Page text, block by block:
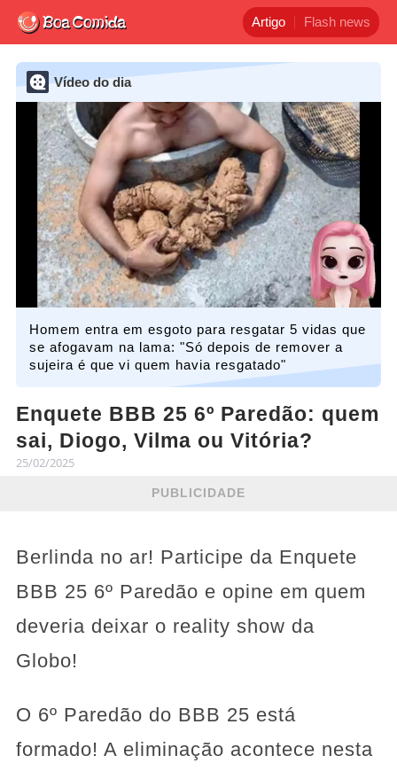
Artigo Flash news
Vídeo do dia
Homem entra em esgoto para resgatar 5 vidas que
se afogavam na lama: "Só depois de remover a
sujeira é que vi quem havia resgatado"
Enquete BBB 25 6º Paredão: quem
sai, Diogo, Vilma ou Vitória?
25/02/2025
PUBLICIDADE
Berlinda no ar! Participe da Enquete
BBB 25 6º Paredão e opine em quem
deveria deixar o reality show da
Globo!
O 6º Paredão do BBB 25 está
formado! A eliminação acontece nesta